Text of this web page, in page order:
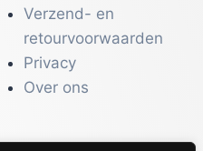
Verzend- en
retourvoorwaarden
Privacy
Over ons